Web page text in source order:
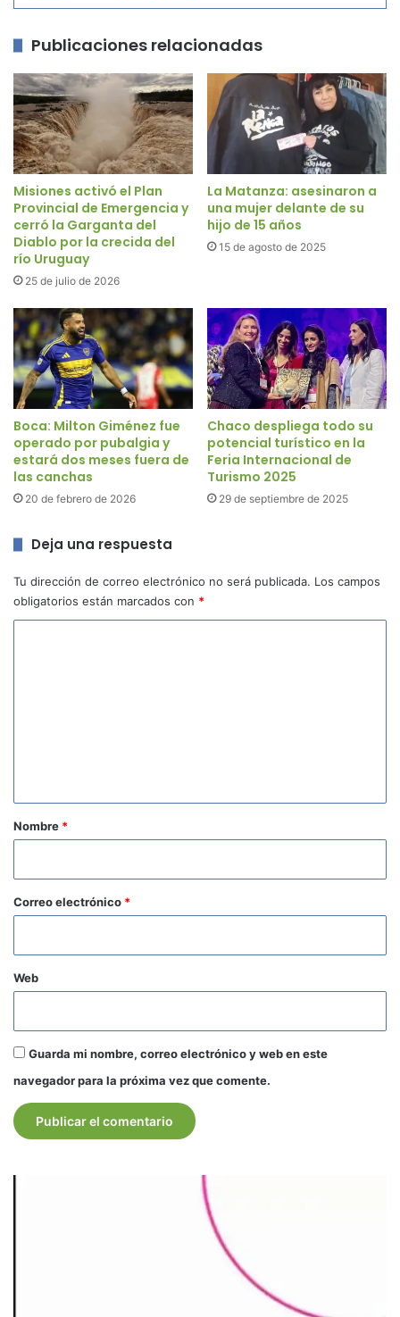
Publicaciones relacionadas
Misiones activó el Plan
Provincial de Emergencia y
cerró la Garganta del
Diablo por la crecida del
río Uruguay
25 de julio de 2026
La Matanza: asesinaron a
una mujer delante de su
hijo de 15 años
15 de agosto de 2025
Boca: Milton Giménez fue
operado por pubalgia y
estará dos meses fuera de
las canchas
20 de febrero de 2026
Chaco despliega todo su
potencial turístico en la
Feria Internacional de
Turismo 2025
29 de septiembre de 2025
Deja una respuesta
Tu dirección de correo electrónico no será publicada. Los campos
obligatorios están marcados con *
r
o
*
Nombre *
Correo electrónico *
Web
Guarda mi nombre, correo electrónico y web en este
navegador para la próxima vez que comente.